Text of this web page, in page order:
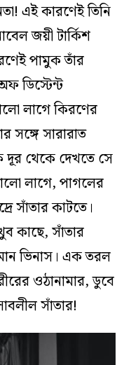
এই কারণেই তিনি
জয়ী টার্কিশ
পামুক তাঁর
ডিস্টেন্ট
লাগে কিরণের
সঙ্গে সারারাত
দূর থেকে দেখতে সে
লাগে, পাগলের
সাঁতার কাটতে।
কাছে, সাঁতার
ভিনাস। এক তরল
ওঠানামার, ডুবে
সাঁতার!